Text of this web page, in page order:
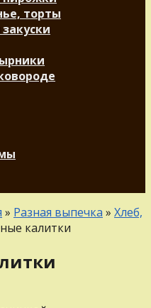
торты
» Разная выпечка » Хлеб,
калитки